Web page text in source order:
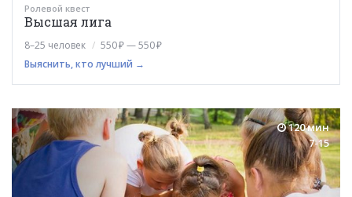
Ролевой квест
Высшая лига
8–25 человек
550 ₽ — 550 ₽
Выяснить, кто лучший →
120 мин
7-15